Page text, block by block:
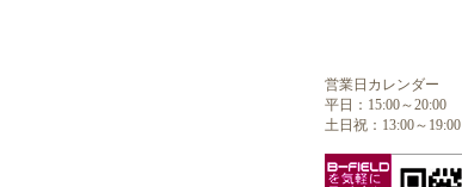
営業日カレンダー
平日：15:00～20:00
土日祝：13:00～19:00